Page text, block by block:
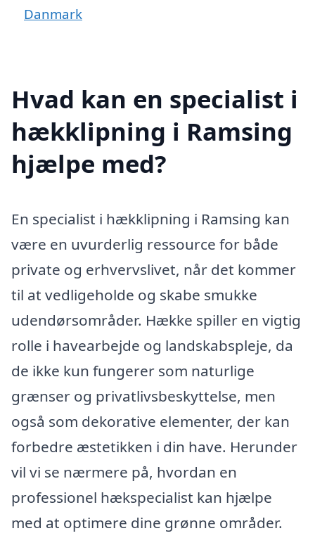
Danmark
Hvad kan en specialist i
hækklipning i Ramsing
hjælpe med?
En specialist i hækklipning i Ramsing kan
være en uvurderlig ressource for både
private og erhvervslivet, når det kommer
til at vedligeholde og skabe smukke
udendørsområder. Hække spiller en vigtig
rolle i havearbejde og landskabspleje, da
de ikke kun fungerer som naturlige
grænser og privatlivsbeskyttelse, men
også som dekorative elementer, der kan
forbedre æstetikken i din have. Herunder
vil vi se nærmere på, hvordan en
professionel hækspecialist kan hjælpe
med at optimere dine grønne områder.